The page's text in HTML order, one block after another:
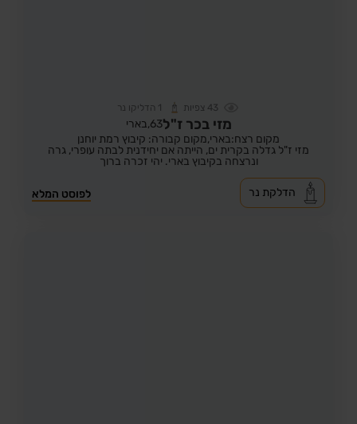
43 צפיות 1 הדליקו נר
מזי בכר ז"ל63, בארי
מקום רצח:בארי,מקום קבורה: קיבוץ רמת יוחנן
מזי ז"ל גדלה בקרית ים, הייתה אם יחידנית לבתה עופרי, גרה
ונרצחה בקיבוץ בארי. יהי זכרה ברוך
לפוסט המלא הדלקת נר